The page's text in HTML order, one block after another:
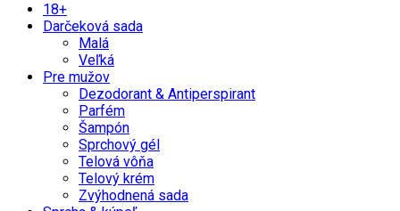
18+
Darčeková sada
Malá
Veľká
Pre mužov
Dezodorant & Antiperspirant
Parfém
Šampón
Sprchový gél
Telová vôňa
Telový krém
Zvýhodnená sada